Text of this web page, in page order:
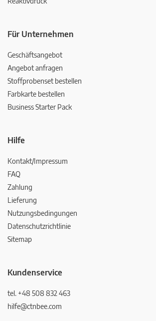
Für Unternehmen
Geschäftsangebot
Angebot anfragen
Stoffprobenset bestellen
Farbkarte bestellen
Business Starter Pack
Hilfe
Kontakt/Impressum
FAQ
Zahlung
Lieferung
Nutzungsbedingungen
Datenschutzrichtlinie
Sitemap
Kundenservice
tel. +48 508 832 463
hilfe@ctnbee.com